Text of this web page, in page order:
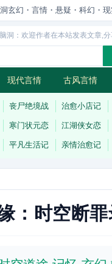
玄幻・言情・悬疑・科幻・
洞：欢迎作者在本站发表文章,
现代言情 古风言情
连载
丧尸绝境战 治愈小店记
寒门状元恋 江湖侠女恋
平凡生活记 亲情治愈记
：时空断